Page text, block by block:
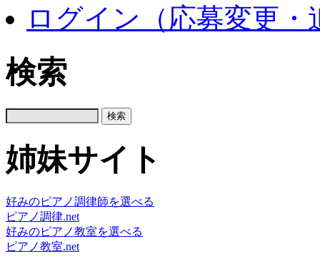
ログイン（応募変更・
検索
姉妹サイト
好みのピアノ調律師を選べる
ピアノ調律.net
好みのピアノ教室を選べる
ピアノ教室.net